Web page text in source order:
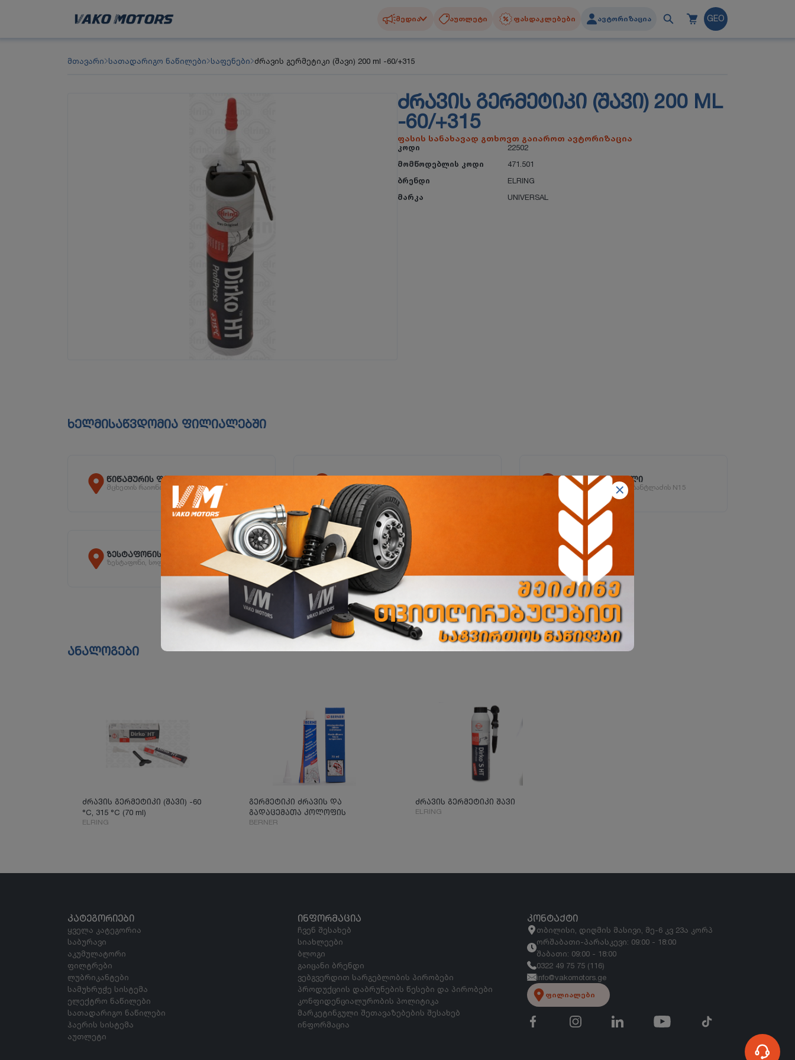
მედია აუთლეტი ფასდაკლებები ავტორიზაცია GEO
მთავარი სათადარიგო ნაწილები საფენები ძრავის გერმეტიკი (შავი) 200 ml -60/+315
ᲫᲠᲐᲕᲘᲡ ᲒᲔᲠᲛᲔᲢᲘᲙᲘ (ᲨᲐᲕᲘ) 200 ML
-60/+315
ფასის სანახავად გთხოვთ გაიაროთ ავტორიზაცია
კოდი
22502
მომწოდებლის კოდი
471.501
ბრენდი
ELRING
მარკა
UNIVERSAL
ხელმისაწვდომია ფილიალებში
წიწამურის ფილიალი
მცხეთის რაიონი, სოფ. წიწამური დიღმის მას. VI კვ., კორპ.№23ა
ორხევის ფილიალი
ორხევის დასახლება, ჩანტლაძის N15
ზესტაფონის ფილიალი
ზესტაფონი, სოფ. არგვეთა
ბათუმის ფილიალი
ბათუმი, აეროპორტის გზატკეცილი 243 ბ
ანალოგები
ძრავის გერმეტიკი (შავი) -60
°C, 315 °C (70 ml)
ELRING
გერმეტიკი ძრავის და
გადაცემათა კოლოფის
BERNER
ძრავის გერმეტიკი შავი
ELRING
ᲙᲐᲢᲔᲒᲝᲠᲘᲔᲑᲘ
ყველა კატეგორია
საბურავი
აკუმულატორი
ფილტრები
ლუბრიკანტები
სამუხრუჭე სისტემა
ელექტრო ნაწილები
სათადარიგო ნაწილები
ჰაერის სისტემა
აუთლეტი
ᲘᲜᲤᲝᲠᲛᲐᲪᲘᲐ
ჩვენ შესახებ
სიახლეები
ბლოგი
გაიცანი ბრენდი
ვებგვერდით სარგებლობის პირობები
პროდუქციის დაბრუნების წესები და პირობები
კონფიდენციალურობის პოლიტიკა
მარკეტინგული შეთავაზებების შესახებ
ინფორმაცია
ᲙᲝᲜᲢᲐᲥᲢᲘ
თბილისი, დიღმის მასივი, მე-6 კვ 23ა კორპ
ორშაბათი-პარასკევი: 09:00 - 18:00
შაბათი: 09:00 - 18:00
0322 49 75 75 (116)
info@vakomotors.ge
ფილიალები